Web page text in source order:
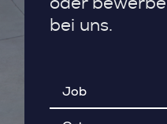
bei uns.